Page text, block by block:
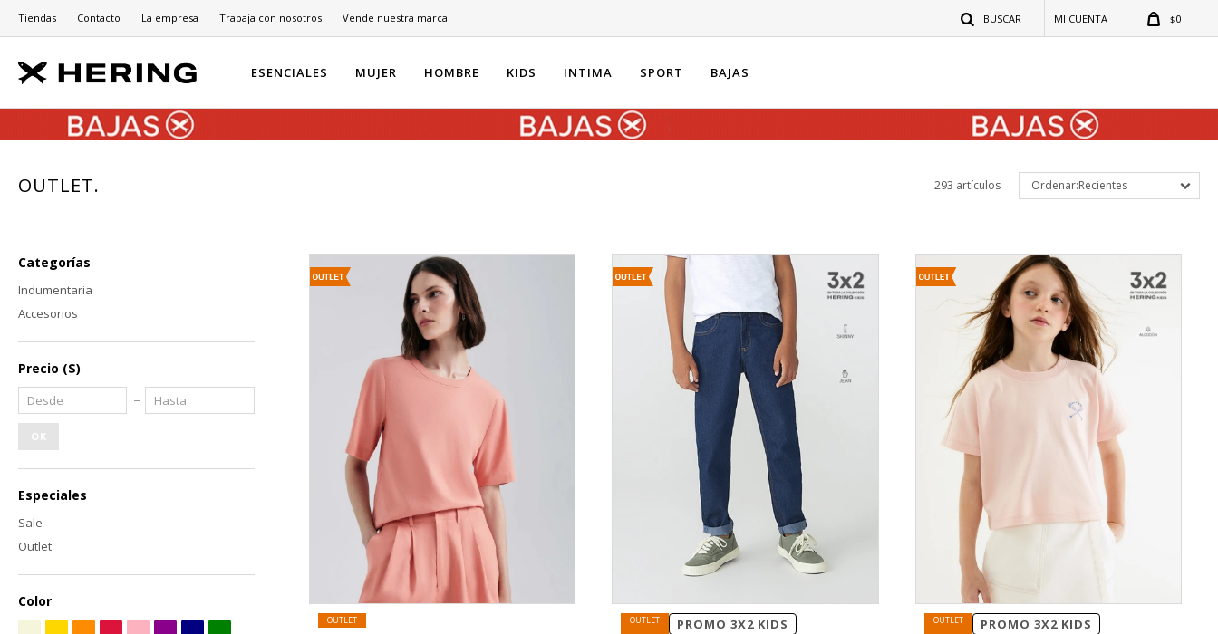
ESENCIALES MUJER HOMBRE KIDS INTIMA SPORT BAJAS
$0
Tiendas Contacto La empresa Trabaja con nosotros Vende nuestra marca
OUTLET. 293 artículos Recientes
PROMO 3X2 KIDS PROMO 3X2 KIDS
Categorías
Indumentaria
Accesorios
Precio ($)
OK
Especiales
Sale
Outlet
Color